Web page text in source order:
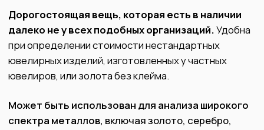
Скупка платины
Скупка палладия
Скупка украшений
Скупка бриллиантов
Скупка часов
Скупка слитков
Скупка монет
О нас
Контакты
Блог
Карта сайта
Политика обработки ПД